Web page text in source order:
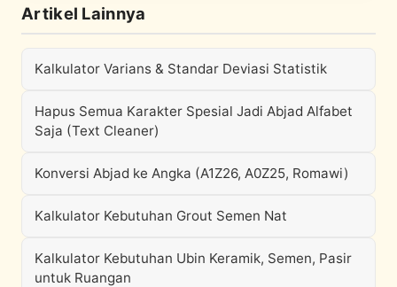
Artikel Lainnya
Kalkulator Varians & Standar Deviasi Statistik
Hapus Semua Karakter Spesial Jadi Abjad Alfabet
Saja (Text Cleaner)
Konversi Abjad ke Angka (A1Z26, A0Z25, Romawi)
Kalkulator Kebutuhan Grout Semen Nat
Kalkulator Kebutuhan Ubin Keramik, Semen, Pasir
untuk Ruangan